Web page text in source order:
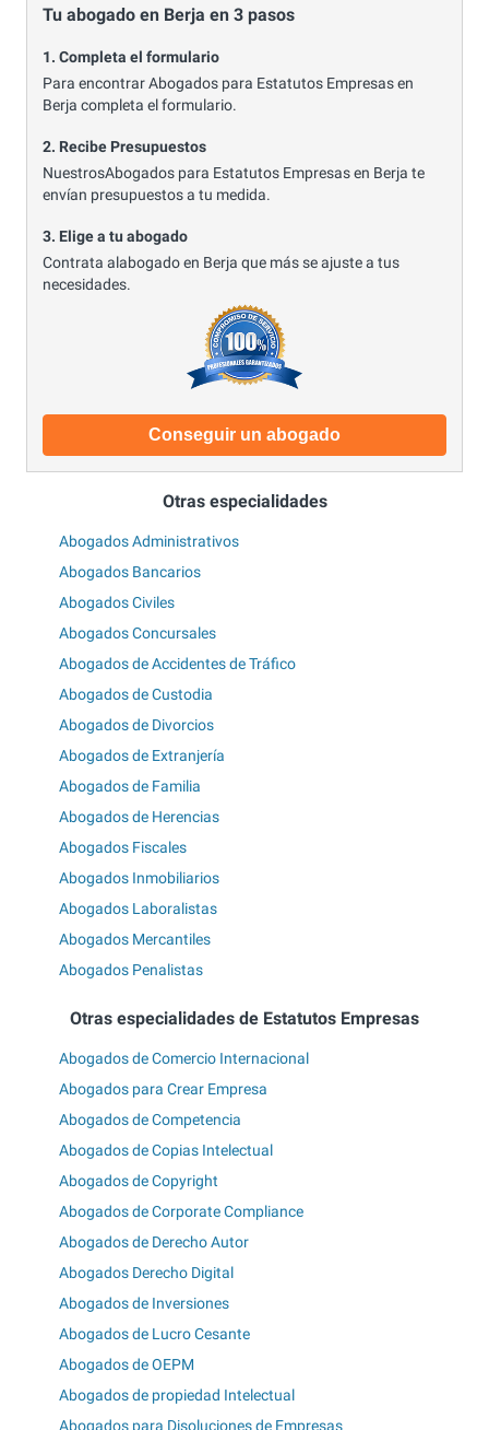
Tu abogado en Berja en 3 pasos
1. Completa el formulario
Para encontrar Abogados para Estatutos Empresas en
Berja completa el formulario.
2. Recibe Presupuestos
NuestrosAbogados para Estatutos Empresas en Berja te
envían presupuestos a tu medida.
3. Elige a tu abogado
Contrata alabogado en Berja que más se ajuste a tus
necesidades.
Conseguir un abogado
Otras especialidades
Abogados Administrativos
Abogados Bancarios
Abogados Civiles
Abogados Concursales
Abogados de Accidentes de Tráfico
Abogados de Custodia
Abogados de Divorcios
Abogados de Extranjería
Abogados de Familia
Abogados de Herencias
Abogados Fiscales
Abogados Inmobiliarios
Abogados Laboralistas
Abogados Mercantiles
Abogados Penalistas
Otras especialidades de Estatutos Empresas
Abogados de Comercio Internacional
Abogados para Crear Empresa
Abogados de Competencia
Abogados de Copias Intelectual
Abogados de Copyright
Abogados de Corporate Compliance
Abogados de Derecho Autor
Abogados Derecho Digital
Abogados de Inversiones
Abogados de Lucro Cesante
Abogados de OEPM
Abogados de propiedad Intelectual
Abogados para Disoluciones de Empresas